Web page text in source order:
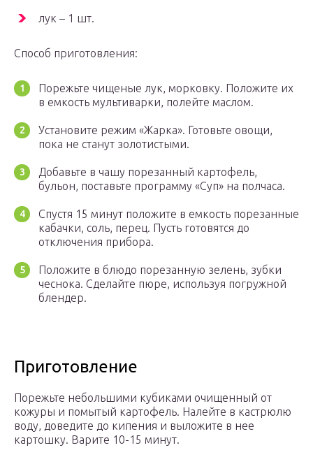
лук – 1 шт.
Способ приготовления:
Порежьте чищеные лук, морковку. Положите их
в емкость мультиварки, полейте маслом.
Установите режим «Жарка». Готовьте овощи,
пока не станут золотистыми.
Добавьте в чашу порезанный картофель,
бульон, поставьте программу «Суп» на полчаса.
Спустя 15 минут положите в емкость порезанные
кабачки, соль, перец. Пусть готовятся до
отключения прибора.
Положите в блюдо порезанную зелень, зубки
чеснока. Сделайте пюре, используя погружной
блендер.
Приготовление
Порежьте небольшими кубиками очищенный от
кожуры и помытый картофель. Налейте в кастрюлю
воду, доведите до кипения и выложите в нее
картошку. Варите 10-15 минут.